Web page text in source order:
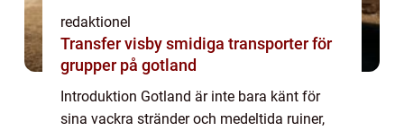
redaktionel
Transfer visby smidiga transporter för
grupper på gotland
Introduktion Gotland är inte bara känt för
sina vackra stränder och medeltida ruiner,